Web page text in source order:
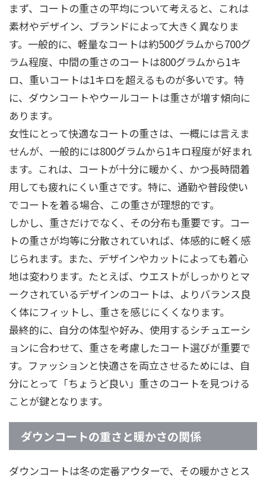
まず、コートの重さの平均について考えると、これは
素材やデザイン、ブランドによって大きく異なりま
す。一般的に、軽量なコートは約500グラムから700グ
ラム程度、中間の重さのコートは800グラムから1キ
ロ、重いコートは1キロを超えるものが多いです。特
に、ダウンコートやウールコートは重さが増す傾向に
あります。
女性にとって快適なコートの重さは、一概には言えま
せんが、一般的には800グラムから1キロ程度が好まれ
ます。これは、コートが十分に暖かく、かつ長時間着
用しても疲れにくい重さです。特に、通勤や普段使い
でコートを着る場合、この重さが理想的です。
しかし、重さだけでなく、その分布も重要です。コー
トの重さが均等に分散されていれば、体感的に軽く感
じられます。また、デザインやカットによっても着心
地は変わります。たとえば、ウエストがしっかりとマ
ークされているデザインのコートは、よりバランス良
く体にフィットし、重さを感じにくくなります。
最終的に、自分の体型や好み、使用するシチュエーシ
ョンに合わせて、重さを考慮したコート選びが重要で
す。ファッションと快適さを両立させるためには、自
分にとって「ちょうど良い」重さのコートを見つける
ことが鍵となります。
ダウンコートの重さと暖かさの関係
ダウンコートは冬の定番アウターで、その暖かさとス